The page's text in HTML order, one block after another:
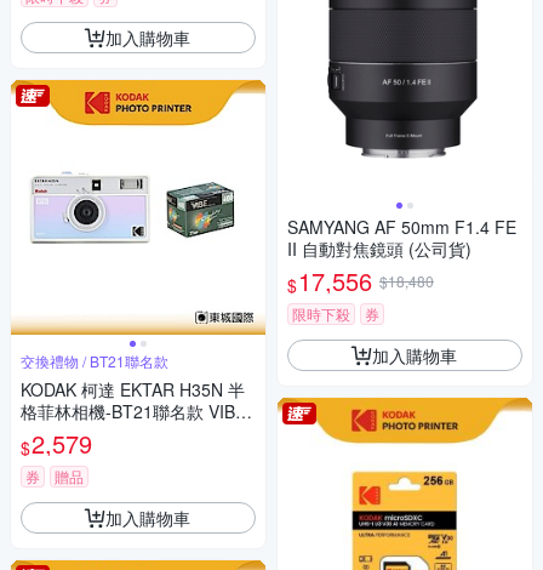
加入購物車
交換禮物 / BT21聯名款
KODAK 柯達 EKTAR H35N 半
格菲林相機-BT21聯名款 VIBE
400 底片組
$2,579
券 贈品
加入購物車
SAMYANG AF 50mm F1.4 FE
II 自動對焦鏡頭 (公司貨)
$17,556 $18,480
限時下殺
券
加入購物車